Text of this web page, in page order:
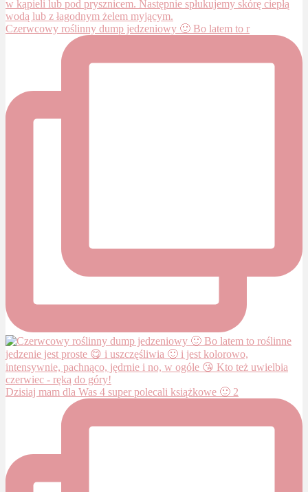
Czerwcowy roślinny dump jedzeniowy 🙂 Bo latem to r
Dzisiaj mam dla Was 4 super polecali książkowe 🙂 2